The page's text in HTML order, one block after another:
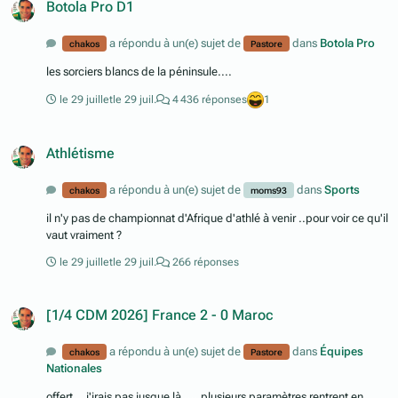
Botola Pro D1
chakos a répondu à un(e) sujet de Pastore dans Botola Pro
les sorciers blancs de la péninsule....
le 29 juillet le 29 juil. 4 436 réponses 1
Athlétisme
chakos a répondu à un(e) sujet de moms93 dansSports
il n'y pas de championnat d'Afrique d'athlé à venir ..pour voir ce qu'il
vaut vraiment ?
le 29 juillet le 29 juil. 266 réponses
[1/4 CDM 2026] France 2 - 0 Maroc
chakos a répondu à un(e) sujet de Pastore dans Équipes
Nationales